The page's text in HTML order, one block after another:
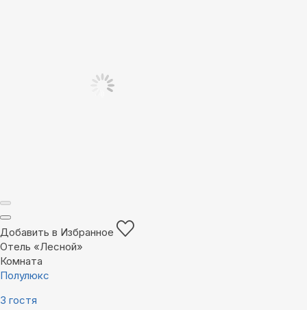
Добавить в Избранное
Отель «Лесной»
Комната
Полулюкс
3 гостя